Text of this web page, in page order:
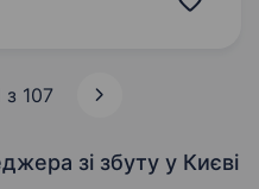
107
зі збуту у Києві